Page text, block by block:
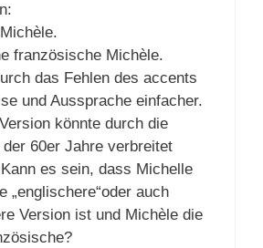
französische Michèle.
das Fehlen des accents
und Aussprache einfacher.
könnte durch die
60er Jahre verbreitet
es sein, dass Michelle
„englischere“oder auch
Version ist und Michèle die